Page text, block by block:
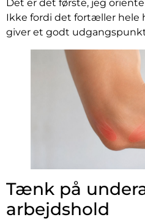
Det er det første, jeg
Ikke fordi det fortæller hele
giver et godt
Tænk på
arbejdshold